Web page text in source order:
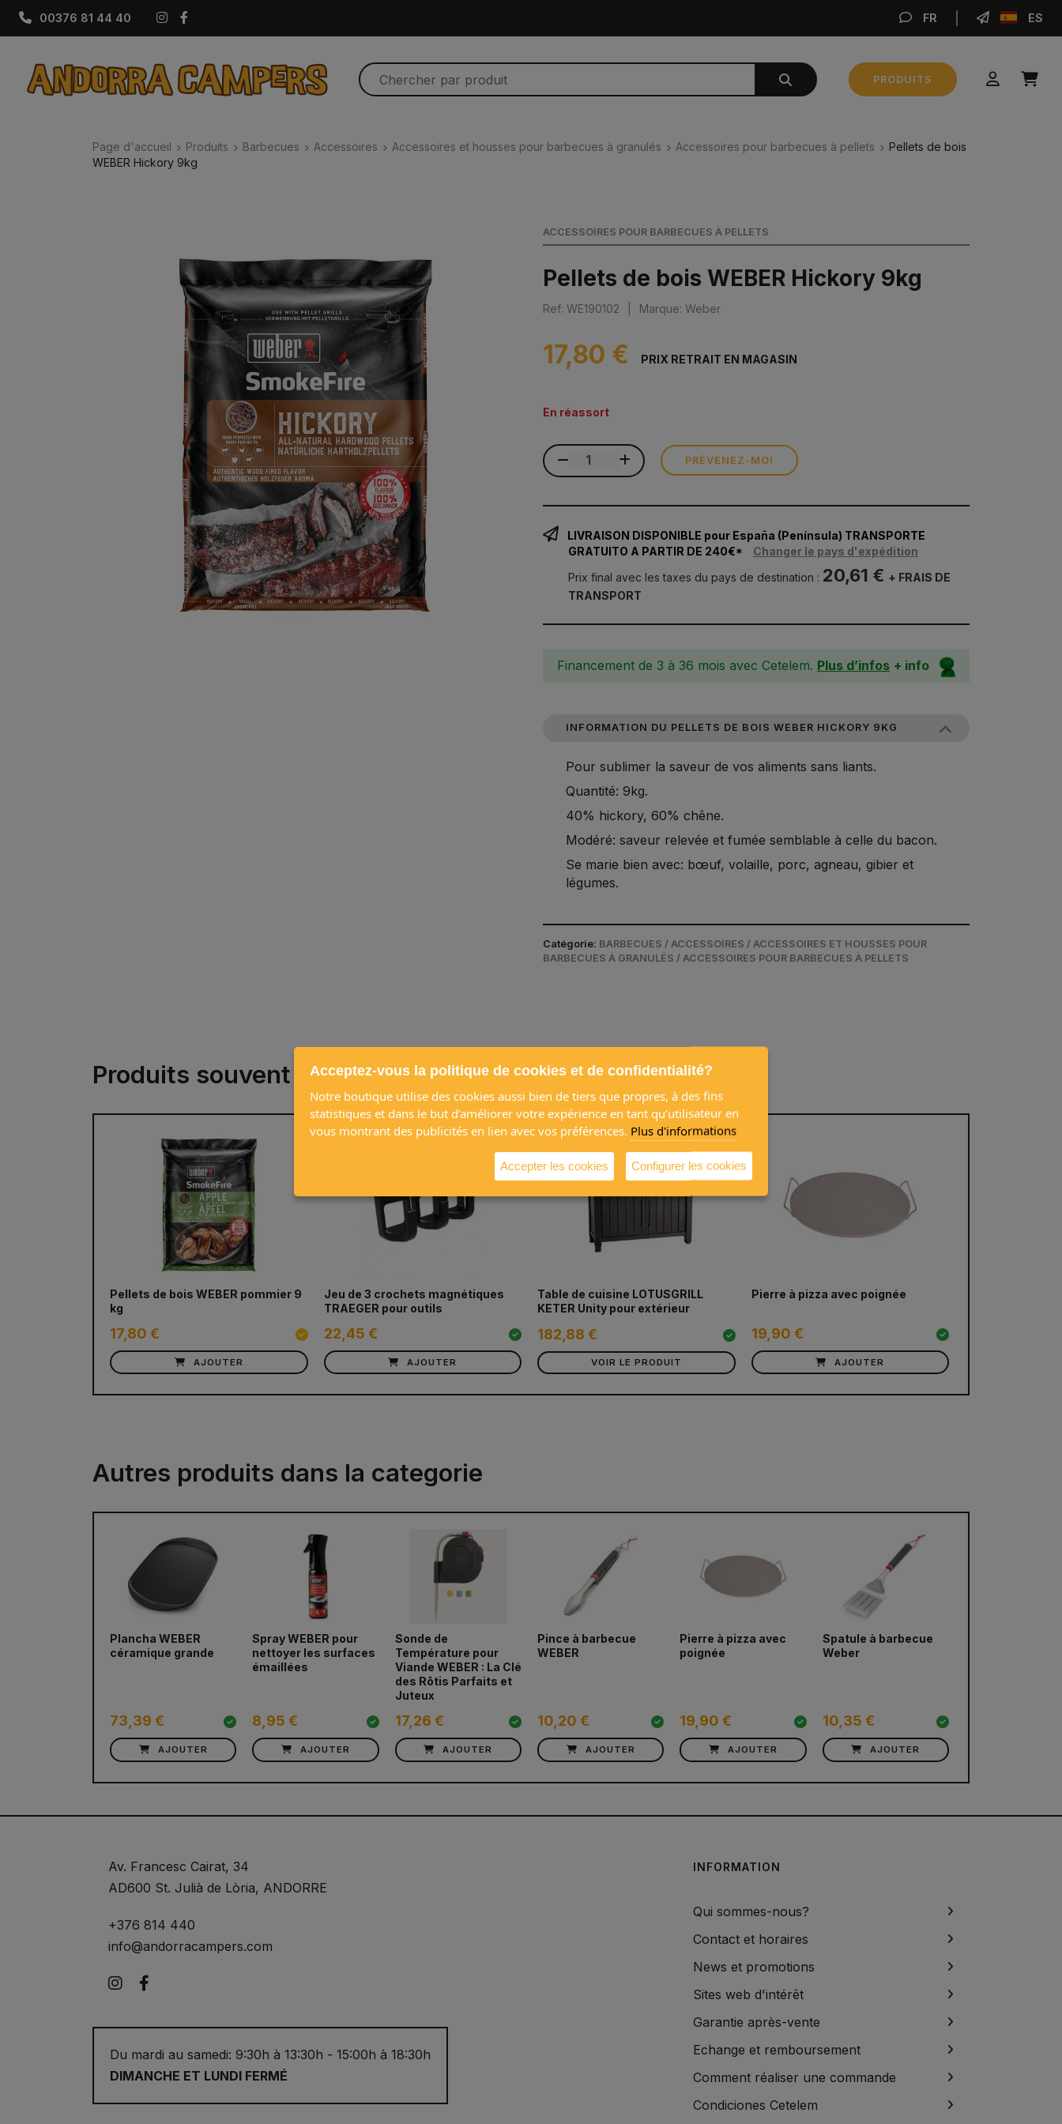
00376 81 44 40 Instagram FR ES
PRODUITS
Page d'accueil Produits Barbecues Accessoires Accessoires et housses pour barbecues à granulés Accessoires pour barbecues à pellets
Pellets de bois
WEBER Hickory 9kg
ACCESSOIRES POUR BARBECUES À PELLETS
Pellets de bois WEBER Hickory 9kg
Ref: WE190102 Marque: Weber
17,80 € PRIX RETRAIT EN MAGASIN
En réassort
PRÉVENEZ-MOI
LIVRAISON DISPONIBLE pour España (Península) TRANSPORTE
GRATUITO A PARTIR DE 240€*
Changer le pays d'expédition
Prix final avec les taxes du pays de destination : 20,61 € + FRAIS DE
TRANSPORT
Financement de 3 à 36 mois avec Cetelem. Plus d’infos + info
INFORMATION DU PELLETS DE BOIS WEBER HICKORY 9KG
Pour sublimer la saveur de vos aliments sans liants.
Quantité: 9kg.
40% hickory, 60% chêne.
Modéré: saveur relevée et fumée semblable à celle du bacon.
Se marie bien avec: bœuf, volaille, porc, agneau, gibier et
légumes.
Catégorie: BARBECUES / ACCESSOIRES / ACCESSOIRES ET HOUSSES POUR
BARBECUES À GRANULÉS / ACCESSOIRES POUR BARBECUES À PELLETS
Produits souvent achetés ensemble
Pellets de bois WEBER pommier 9
kg
17,80 €
AJOUTER
Jeu de 3 crochets magnétiques
TRAEGER pour outils
22,45 €
AJOUTER
Table de cuisine LOTUSGRILL
KETER Unity pour extérieur
182,88 €
VOIR LE PRODUIT
Pierre à pizza avec poignée
19,90 €
AJOUTER
Autres produits dans la categorie
Plancha WEBER
céramique grande
73,39 €
AJOUTER
Spray WEBER pour
nettoyer les surfaces
émaillées
8,95 €
AJOUTER
Sonde de
Température pour
Viande WEBER : La Clé
des Rôtis Parfaits et
Juteux
17,26 €
AJOUTER
Pince à barbecue
WEBER
10,20 €
AJOUTER
Pierre à pizza avec
poignée
19,90 €
AJOUTER
Spatule à barbecue
Weber
10,35 €
AJOUTER
Av. Francesc Cairat, 34
AD600 St. Julià de Lòria, ANDORRE
+376 814 440
info@andorracampers.com
Instagram
Du mardi au samedi: 9:30h à 13:30h - 15:00h à 18:30h
DIMANCHE ET LUNDI FERMÉ
INFORMATION
Qui sommes-nous?
Contact et horaires
News et promotions
Sites web d'intérêt
Garantie après-vente
Echange et remboursement
Comment réaliser une commande
Condiciones Cetelem
Acceptez-vous la politique de cookies et de confidentialité?
Notre boutique utilise des cookies aussi bien de tiers que propres, à des fins
statistiques et dans le but d’améliorer votre expérience en tant qu’utilisateur en
vous montrant des publicités en lien avec vos préférences. Plus d'informations
Accepter les cookies Configurer les cookies